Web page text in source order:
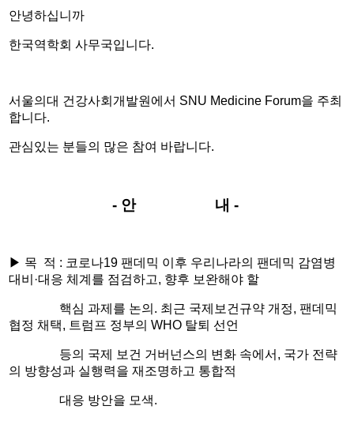
안녕하십니까
한국역학회 사무국입니다.
서울의대 건강사회개발원에서 SNU Medicine Forum을 주최
합니다.
관심있는 분들의 많은 참여 바랍니다.
- 안 내 -
▶ 목 적 : 코로나19 팬데믹 이후 우리나라의 팬데믹 감염병
대비·대응 체계를 점검하고, 향후 보완해야 할
핵심 과제를 논의. 최근 국제보건규약 개정, 팬데믹
협정 채택, 트럼프 정부의 WHO 탈퇴 선언
등의 국제 보건 거버넌스의 변화 속에서, 국가 전략
의 방향성과 실행력을 재조명하고 통합적
대응 방안을 모색.